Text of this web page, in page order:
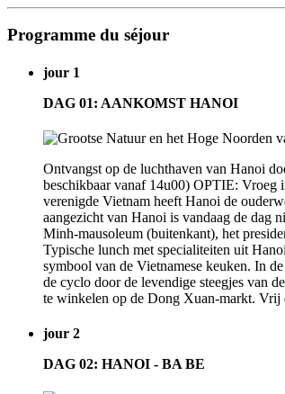
Programme du séjour
jour 1
DAG 01: AANKOMST HANOI
Ontvangst op de luchthaven van Hanoi
beschikbaar vanaf 14u00) OPTIE: Vroeg
verenigde Vietnam heeft Hanoi de
aangezicht van Hanoi is vandaag de dag
Minh-mausoleum (buitenkant), het
Typische lunch met specialiteiten uit
symbool van de Vietnamese keuken. In
de cyclo door de levendige steegjes van
te winkelen op de Dong Xuan-markt. Vrij
jour 2
DAG 02: HANOI - BA BE